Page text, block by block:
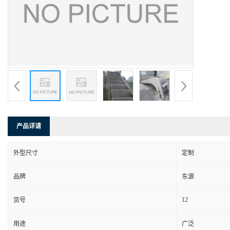
产品详请
外型尺寸 定制
品牌 东源
货号 12
用途 广泛